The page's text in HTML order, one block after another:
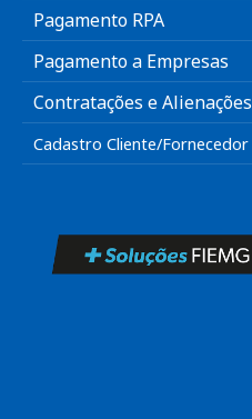
Pagamento RPA
Pagamento a Empresas
Contratações e Alienações
Cadastro Cliente/Fornecedor